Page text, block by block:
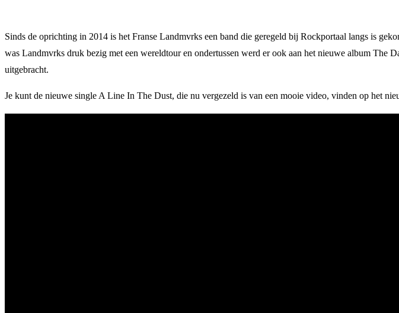
Sinds de oprichting in 2014 is het Franse Landmvrks een band die geregeld bij Rockportaal langs is
was Landmvrks druk bezig met een wereldtour en ondertussen werd er ook aan het nieuwe album The
uitgebracht.
Je kunt de nieuwe single A Line In The Dust, die nu vergezeld is van een mooie video, vinden op het